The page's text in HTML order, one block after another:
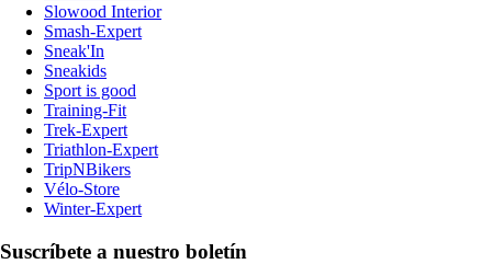
Slowood Interior
Smash-Expert
Sneak'In
Sneakids
Sport is good
Training-Fit
Trek-Expert
Triathlon-Expert
TripNBikers
Vélo-Store
Winter-Expert
Suscríbete a nuestro boletín